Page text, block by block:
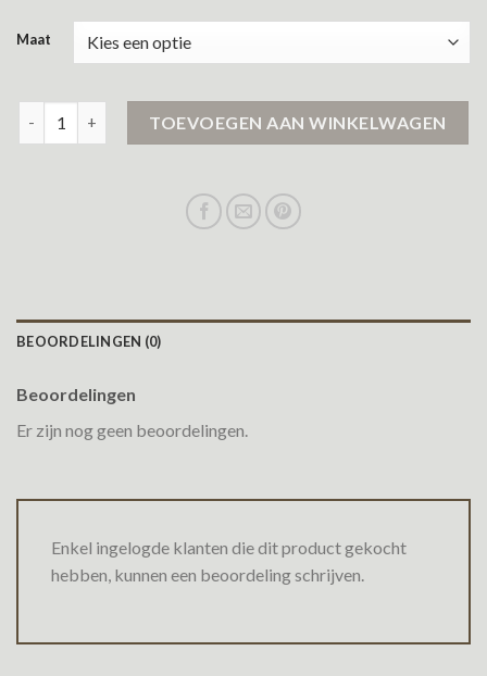
Maat
TOEVOEGEN AAN WINKELWAGEN
BEOORDELINGEN (0)
Beoordelingen
Er zijn nog geen beoordelingen.
Enkel ingelogde klanten die dit product gekocht
hebben, kunnen een beoordeling schrijven.